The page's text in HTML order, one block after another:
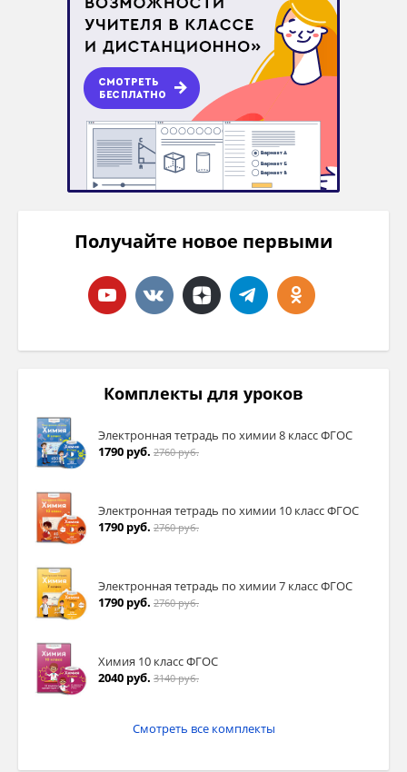
Получайте новое первыми
Комплекты для уроков
Электронная тетрадь по химии 8 класс ФГОС
1790 руб. 2760 руб.
Электронная тетрадь по химии 10 класс ФГОС
1790 руб. 2760 руб.
Электронная тетрадь по химии 7 класс ФГОС
1790 руб. 2760 руб.
Химия 10 класс ФГОС
2040 руб. 3140 руб.
Смотреть все комплекты